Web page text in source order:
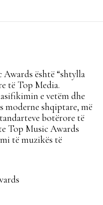
Awards është “shtylla
të Top Media.
e vetëm dhe
moderne shqiptare, më
botërore të
Top Music Awards
të muzikës të